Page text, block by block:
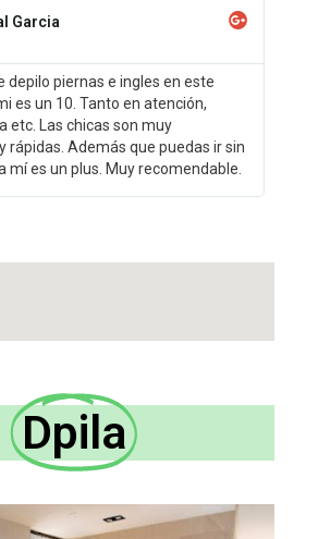
Garcia
depilo piernas e ingles en este
es un 10. Tanto en atención,
etc. Las chicas son muy
rápidas. Además que puedas ir sin
mí es un plus. Muy recomendable.
Dpila